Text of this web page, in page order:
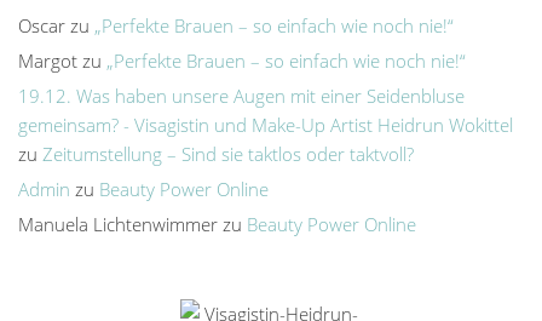
Oscar zu „Perfekte Brauen – so einfach wie noch nie!“
Margot zu „Perfekte Brauen – so einfach wie noch nie!“
19.12. Was haben unsere Augen mit einer Seidenbluse
gemeinsam? - Visagistin und Make-Up Artist Heidrun Wokittel
zu Zeitumstellung – Sind sie taktlos oder taktvoll?
Admin zu Beauty Power Online
Manuela Lichtenwimmer zu Beauty Power Online